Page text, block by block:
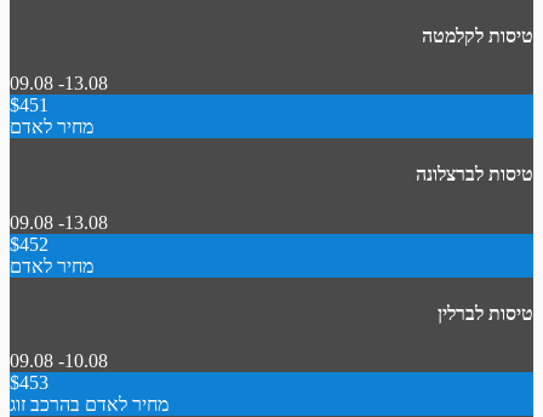
טיסות לקלמטה
09.08 -13.08
$451
מחיר לאדם
טיסות לברצלונה
09.08 -13.08
$452
מחיר לאדם
טיסות לברלין
09.08 -10.08
$453
מחיר לאדם בהרכב זוג